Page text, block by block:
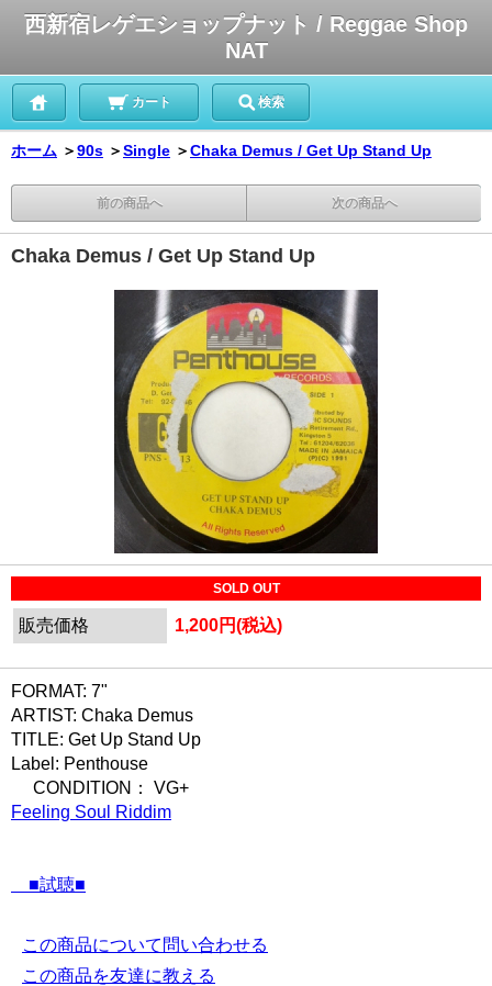
西新宿レゲエショップナット / Reggae Shop
NAT
カート 検索
ホーム ＞90s ＞Single ＞Chaka Demus / Get Up Stand Up
前の商品へ 次の商品へ
Chaka Demus / Get Up Stand Up
SOLD OUT
販売価格 1,200円(税込)
FORMAT: 7"
ARTIST: Chaka Demus
TITLE: Get Up Stand Up
Label: Penthouse
CONDITION： VG+
Feeling Soul Riddim
■試聴■
この商品について問い合わせる
この商品を友達に教える